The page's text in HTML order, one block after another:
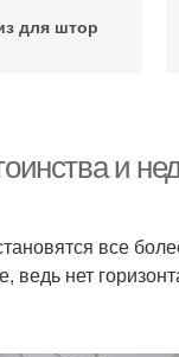
для штор
карниза
к бетонному
и
все
нет